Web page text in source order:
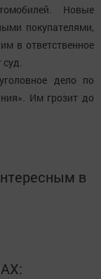
Новые
покупателями,
в ответственное
дело по
Им грозит до
в